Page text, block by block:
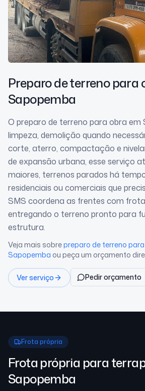
Preparo de terreno para
Sapopemba
O preparo de terreno para obra em
limpeza, demolição quando
corte, aterro, compactação e
de expansão urbana, esse serviço
maiores, terrenos parados há
residenciais ou comerciais que
SMS coordena as frentes com
entregando o terreno pronto para
estrutura.
Veja mais sobrepreparo de terreno
Sapopemba ou peça um orçamento
Ver serviço Pedir orçamento
Frota própria
Frota própria para
Sapopemba